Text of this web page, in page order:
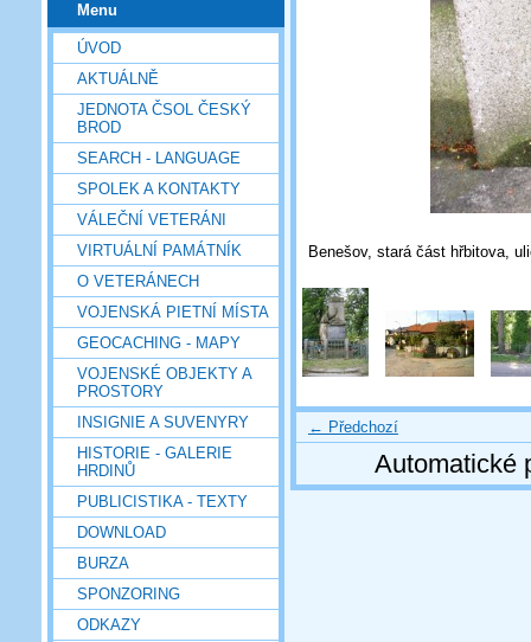
Menu
ÚVOD
AKTUÁLNĚ
JEDNOTA ČSOL ČESKÝ
BROD
SEARCH - LANGUAGE
SPOLEK A KONTAKTY
VÁLEČNÍ VETERÁNI
VIRTUÁLNÍ PAMÁTNÍK
O VETERÁNECH
VOJENSKÁ PIETNÍ MÍSTA
GEOCACHING - MAPY
VOJENSKÉ OBJEKTY A
PROSTORY
INSIGNIE A SUVENYRY
HISTORIE - GALERIE
HRDINŮ
PUBLICISTIKA - TEXTY
DOWNLOAD
BURZA
SPONZORING
ODKAZY
Benešov, stará část hřbitova,
← Předchozí
Automatické